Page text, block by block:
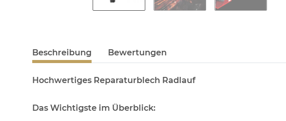
Beschreibung Bewertungen
Hochwertiges Reparaturblech Radlauf
Das Wichtigste im Überblick: